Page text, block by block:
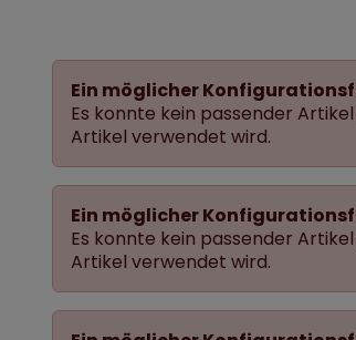
Ein möglicher
Es konnte kein passender
Artikel verwendet wird.
Ein möglicher
Es konnte kein passender
Artikel verwendet wird.